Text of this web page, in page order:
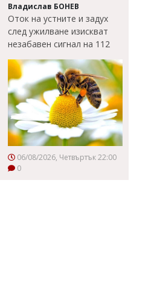
Владислав БОНЕВ
Оток на устните и задух
след ужилване изискват
незабавен сигнал на 112
06/08/2026, Четвъртък 22:00
0